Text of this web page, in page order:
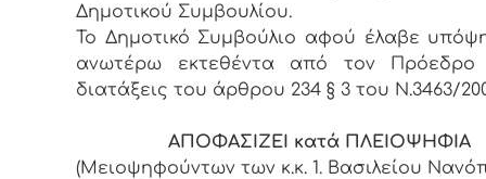
Δημοτικού Συμβουλίου.
Το Δημοτικό Συμβούλιο αφού έλαβε
ανωτέρω εκτεθέντα από τον Πρόεδρο
διατάξεις του άρθρου 234 § 3 του Ν.3463/
ΑΠΟΦΑΣΙΖΕΙ κατά ΠΛΕΙΟΨΗΦΙΑ
(Μειοψηφούντων των κ.κ. 1. Βασιλείου